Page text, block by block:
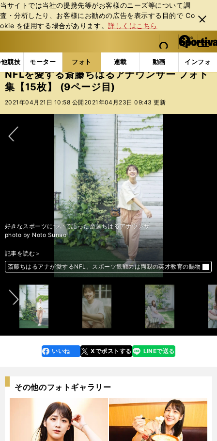
当サイトでは当社の提携先等がお客様のニーズ等について調
査・分析したり、お客様にお勧めの広告を表⽰する⽬的で Co
okie を使⽤する場合があります。詳しくはこちら
閉じ
る
web Sportiva (webスポルティーバ)
検索
マイペ
ー
ジ
メニュ
競技 モーター フォト 連載 動画 インフォ
b
ス
ポ
ル
バ
フォトギャラリー スポーツビーナスギャラリー
NFLを愛する斎藤ちはるアナウンサー フォト
集【15枚】 (9ページ目)
2021年04月21日 10:58 公開 2021年04月23日 09:43 更新
好きなスポーツについて語った斎藤ちはるアナウンサー
photo by Noto Sunao
記事を読む＞
斎藤ちはるアナが愛するNFL。スポーツ観戦力は両親の英才教育の賜物
好きなスポーツについて語った斎藤ちはるアナウンサー
photo by Noto Sunao
記事を読む＞
斎藤ちはるアナが愛するNFL。スポーツ観戦力は両親の英才教育の賜物
好きなスポーツについて語った斎藤ちはるアナウンサー
photo by Noto Sunao
記事を読む＞
斎藤ちはるアナが愛するNFL。スポーツ観戦力は両親の英才教育の賜物
好きなスポーツについて語った斎藤ちはるアナウンサー
photo by Noto Sunao
記事を読む＞
斎藤ちはるアナが愛するNFL。スポーツ観戦力は両親の英才教育の賜物
好きなスポーツについて語った斎藤ちはるアナウンサー
photo by Noto Sunao
記事を読む＞
斎藤ちはるアナが愛するNFL。スポーツ観戦力は両親の英才教育の賜物
好きなスポーツについて語った斎藤ちはるアナウンサー
photo by Noto Sunao
記事を読む＞
斎藤ちはるアナが愛するNFL。スポーツ観戦力は両親の英才教育の賜物
好きなスポーツについて語った斎藤ちはるアナウンサー
photo by Noto Sunao
記事を読む＞
斎藤ちはるアナが愛するNFL。スポーツ観戦力は両親の英才教育の賜物
好きなスポーツについて語った斎藤ちはるアナウンサー
photo by Noto Sunao
記事を読む＞
斎藤ちはるアナが愛するNFL。スポーツ観戦力は両親の英才教育の賜物
好きなスポーツについて語った斎藤ちはるアナウンサー
photo by Noto Sunao
記事を読む＞
斎藤ちはるアナが愛するNFL。スポーツ観戦力は両親の英才教育の賜物
好きなスポーツについて語った斎藤ちはるアナウンサー
photo by Noto Sunao
記事を読む＞
斎藤ちはるアナが愛するNFL。スポーツ観戦力は両親の英才教育の賜物
好きなスポーツについて語った斎藤ちはるアナウンサー
photo by Noto Sunao
記事を読む＞
斎藤ちはるアナが愛するNFL。スポーツ観戦力は両親の英才教育の賜物
好きなスポーツについて語った斎藤ちはるアナウンサー
photo by Noto Sunao
記事を読む＞
斎藤ちはるアナが愛するNFL。スポーツ観戦力は両親の英才教育の賜物
好きなスポーツについて語った斎藤ちはるアナウンサー
photo by Noto Sunao
記事を読む＞
斎藤ちはるアナが愛するNFL。スポーツ観戦力は両親の英才教育の賜物
好きなスポーツについて語った斎藤ちはるアナウンサー
photo by Noto Sunao
記事を読む＞
斎藤ちはるアナが愛するNFL。スポーツ観戦力は両親の英才教育の賜物
好きなスポーツについて語った斎藤ちはるアナウンサー
photo by Noto Sunao
記事を読む＞
斎藤ちはるアナが愛するNFL。スポーツ観戦力は両親の英才教育の賜物
前へ
faceboo
k
いいね Xでポストする
line LINEで送る
その他のフォトギャラリー